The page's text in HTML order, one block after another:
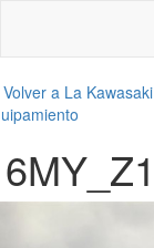
Volver a La